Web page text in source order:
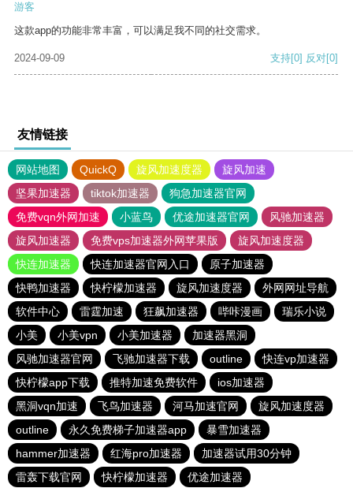
游客
这款app的功能非常丰富，可以满足我不同的社交需求。
2024-09-09 支持[0] 反对[0]
友情链接
网站地图 QuickQ 旋风加速度器
旋风加速
坚果加速器
tiktok加速器
狗急加速器官网
免费vqn外网加速
小蓝鸟 优途加速器官网
风驰加速器
旋风加速器
免费vps加速器外网苹果版
旋风加速度器
快连加速器
快连加速器官网入口
原子加速器
快鸭加速器
快柠檬加速器 旋风加速度器
外网网址导航
软件中心
雷霆加速 狂飙加速器 哔咔漫画
瑞乐小说
小美
小美vpn 小美加速器
加速器黑洞
风驰加速器官网
飞驰加速器下载 outline
快连vp加速器
快柠檬app下载
推特加速免费软件
ios加速器
黑洞vqn加速
飞鸟加速器 河马加速官网
旋风加速度器
outline
永久免费梯子加速器app
暴雪加速器
hammer加速器
红海pro加速器
加速器试用30分钟
雷轰下载官网
快柠檬加速器 优途加速器